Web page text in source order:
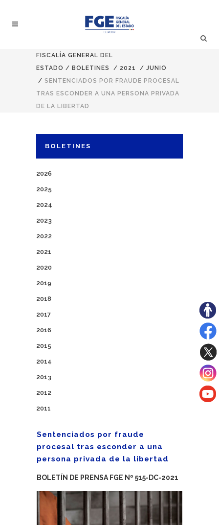
FISCALÍA GENERAL DEL
ESTADO / BOLETINES / 2021 / JUNIO
/ SENTENCIADOS POR FRAUDE PROCESAL
TRAS ESCONDER A UNA PERSONA PRIVADA
DE LA LIBERTAD
BOLETINES
2026
2025
2024
2023
2022
2021
2020
2019
2018
2017
2016
2015
2014
2013
2012
2011
Sentenciados por fraude
procesal tras esconder a una
persona privada de la libertad
BOLETÍN DE PRENSA FGE Nº 515-DC-2021